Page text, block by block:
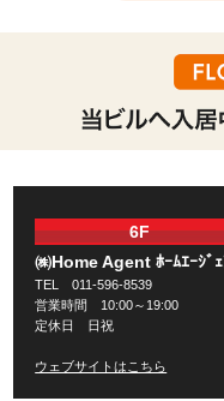
6F
㈱Home Agent ﾎｰﾑｴｰｼﾞ
TEL 011-596-8539
営業時間 10:00～19:00
定休日 日祝
ウェブサイトはこちら